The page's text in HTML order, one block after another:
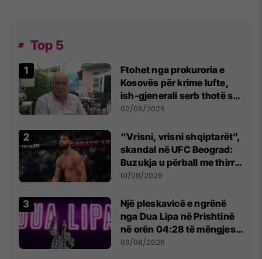
Top 5
Ftohet nga prokuroria e
Kosovës për krime lufte,
ish-gjenerali serb thotë se
dikush e tradhtoi në
02/08/2026
“Vrisni, vrisni shqiptarët”,
skandal në UFC Beograd:
Buzukja u përball me thirrje
anti-shqiptare nga
01/08/2026
Një pleskavicë e ngrënë
nga Dua Lipa në Prishtinë
në orën 04:28 të mëngjesit
- dhe bota digjitale serbe
03/08/2026